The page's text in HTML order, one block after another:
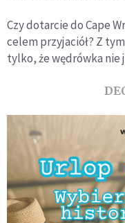
Czy dotarcie do Cape
celem przyjaciół? Z
tylko, że wędrówka